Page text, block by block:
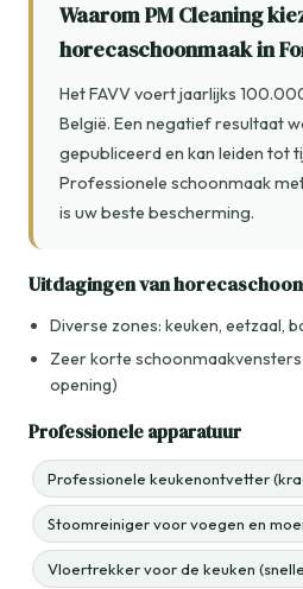
Waarom PM Cleaning
horecaschoonmaak in
Het FAVV voert jaarlijks
België. Een negatief resultaat
gepubliceerd en kan leiden tot
Professionele schoonmaak
is uw beste bescherming.
Uitdagingen van
Diverse zones: keuken, eetzaal,
Zeer korte schoonmaakvensters
opening)
Professionele apparatuur
Professionele keukenontvetter
Stoomreiniger voor voegen en
Vloertrekker voor de keuken